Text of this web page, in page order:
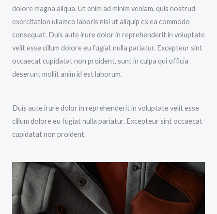
dolore magna aliqua. Ut enim ad minim veniam, quis nostrud
exercitation ullamco laboris nisi ut aliquip ex ea commodo
consequat. Duis aute irure dolor in reprehenderit in voluptate
velit esse cillum dolore eu fugiat nulla pariatur. Excepteur sint
occaecat cupidatat non proident, sunt in culpa qui officia
deserunt mollit anim id est laborum.
Duis aute irure dolor in reprehenderit in voluptate velit esse
cillum dolore eu fugiat nulla pariatur. Excepteur sint occaecat
cupidatat non proident.